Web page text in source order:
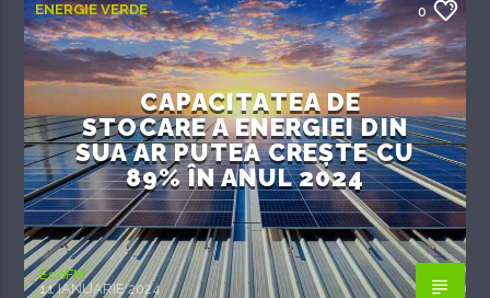
ENERGIE VERDE 0
CAPACITATEA DE
STOCARE A ENERGIEI DIN
SUA AR PUTEA CREȘTE CU
89% ÎN ANUL 2024
EcoFM
11 IANUARIE 2024